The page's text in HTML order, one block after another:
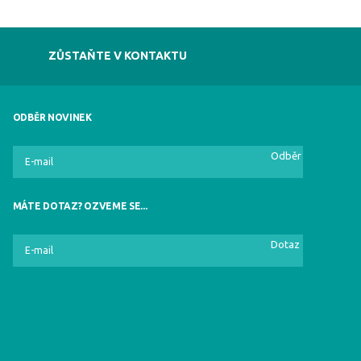
ZŮSTAŇTE V KONTAKTU
ODBĚR NOVINEK
Odběr
MÁTE DOTAZ? OZVEME SE...
Dotaz